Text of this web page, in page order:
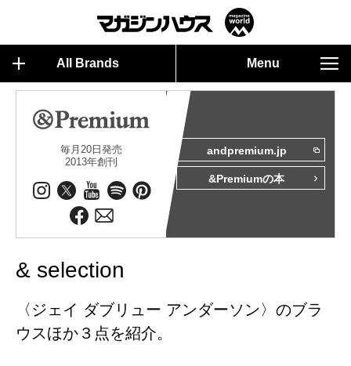
All Brands Menu
毎月20日発売
2013年創刊
andpremium.jp
&Premiumの本
& selection
〈ジェイ ダブリュー アンダーソン〉のブラ
ウスほか３点を紹介。